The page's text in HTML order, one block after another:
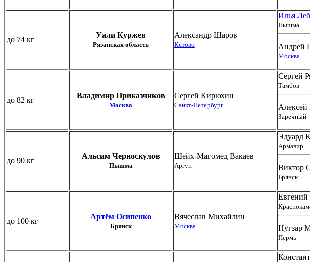
до 74 кг
Уали Куржев
Рязанская область
Александр Шаров
Кстово
Илья
Пышма
Андрей
Москва
до 82 кг
Владимир Приказчиков
Москва
Сергей Кирюхин
Санкт-Петербург
Сергей
Тамбов
Алексей
Заречный
до 90 кг
Альсим Черноскулов
Пышма
Шейх-Магомед Вакаев
Аргун
Эдуард
Армавир
Виктор
Брянск
до 100 кг
Артём Осипенко
Брянск
Вячеслав Михайлин
Москва
Евгений
Нугзар
Пермь